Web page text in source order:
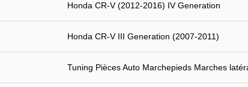
Honda CR-V (2012-2016) IV Generation
Honda CR-V III Generation (2007-2011)
Tuning Pièces Auto Marchepieds Marches